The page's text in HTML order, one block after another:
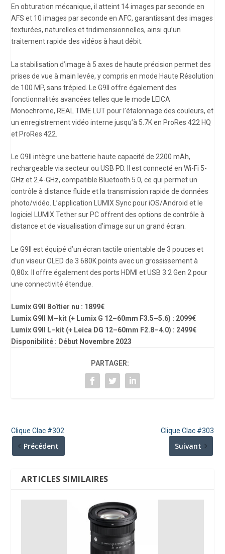
En obturation mécanique, il atteint 14 images par seconde en
AFS et 10 images par seconde en AFC, garantissant des images
texturées, naturelles et tridimensionnelles, ainsi qu’un
traitement rapide des vidéos à haut débit.
La stabilisation d’image à 5 axes de haute précision permet des
prises de vue à main levée, y compris en mode Haute Résolution
de 100 MP, sans trépied. Le G9II offre également des
fonctionnalités avancées telles que le mode LEICA
Monochrome, REAL TIME LUT pour l’étalonnage des couleurs, et
un enregistrement vidéo interne jusqu’à 5.7K en ProRes 422 HQ
et ProRes 422.
Le G9II intègre une batterie haute capacité de 2200 mAh,
rechargeable via secteur ou USB PD. Il est connecté en Wi-Fi 5-
GHz et 2.4-GHz, compatible Bluetooth 5.0, ce qui permet un
contrôle à distance fluide et la transmission rapide de données
photo/vidéo. L’application LUMIX Sync pour iOS/Android et le
logiciel LUMIX Tether sur PC offrent des options de contrôle à
distance et de visualisation d’image sur un grand écran.
Le G9II est équipé d’un écran tactile orientable de 3 pouces et
d’un viseur OLED de 3 680K points avec un grossissement à
0,80x. Il offre également des ports HDMI et USB 3.2 Gen 2 pour
une connectivité étendue.
Lumix G9II Boîtier nu : 1899€
Lumix G9II M – kit (+ Lumix G 12–60mm F3.5–5.6) : 2099€
Lumix G9II L– kit (+ Leica DG 12–60mm F2.8–4.0) : 2499€
Disponibilité : Début Novembre 2023
PARTAGER:
Clique Clac #302
Précédent
Clique Clac #303
Suivant
ARTICLES SIMILAIRES